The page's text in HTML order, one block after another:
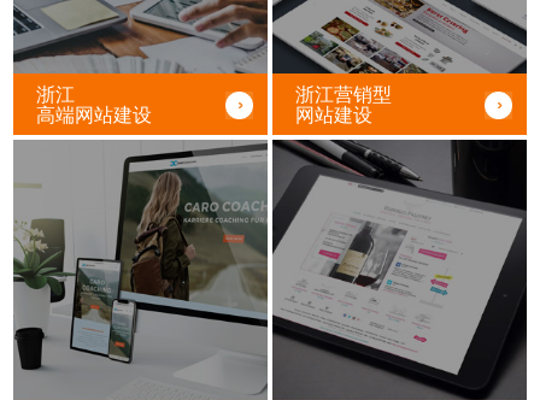
浙江
高端网站建设
浙江营销型
网站建设